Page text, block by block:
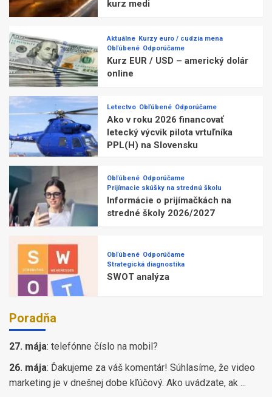
kurz medi
Aktuálne Kurzy euro / cudzia mena
Obľúbené Odporúčame
Kurz EUR / USD – americký dolár
online
Letectvo Obľúbené Odporúčame
Ako v roku 2026 financovať
letecký výcvik pilota vrtuľníka
PPL(H) na Slovensku
Obľúbené Odporúčame
Prijímacie skúšky na strednú školu
Informácie o prijímačkách na
stredné školy 2026/2027
Obľúbené Odporúčame
Strategická diagnostika
SWOT analýza
Poradňa
27. mája: telefónne číslo na mobil?
26. mája: Ďakujeme za váš komentár! Súhlasíme, že video
marketing je v dnešnej dobe kľúčový. Ako uvádzate, ak ...